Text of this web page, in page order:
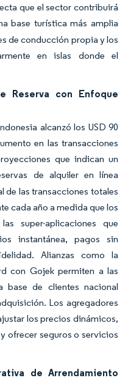
que el sector contribuirá
base turística más amplia
de conducción propia y los
en islas donde el
Reserva con Enfoque
alcanzó los USD 90
en las transacciones
que indican un
de alquiler en línea
de las transacciones totales
cada año a medida que los
super-aplicaciones que
instantánea, pagos sin
Alianzas como la
con Gojek permiten a las
base de clientes nacional
Los agregadores
los precios dinámicos,
ofrecer seguros o servicios
de Arrendamiento